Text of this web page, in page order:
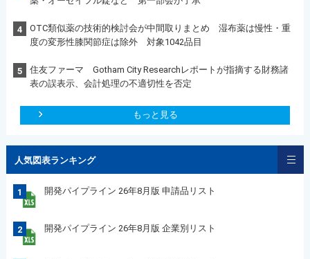
4
OTC類似薬の技術的検討会が中間取りまとめ 湿布薬は慢性・重
度の変形性膝関節症は除外 対象1042品目
5
住友ファーマ Gotham City Researchレポートが指摘する財務諸
表の誤表示、会計処理の不適切性を否定
もっと見る
人気図表ランキング
1 開発パイプライン 26年8月版 申請品リスト
2 開発パイプライン 26年8月版 企業別リスト